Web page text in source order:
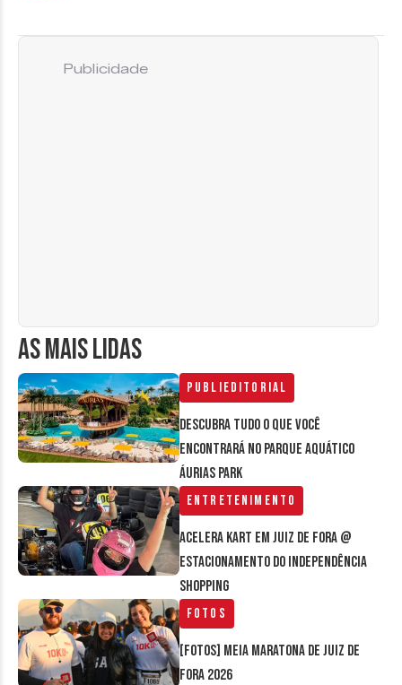
AS MAIS LIDAS
Publieditorial
Descubra tudo o que você
encontrará no parque aquático
Áurias Park
Entretenimento
Acelera Kart em Juiz de Fora @
estacionamento do Independência
Shopping
Fotos
[FOTOS] Meia Maratona de Juiz de
Fora 2026
Publicidade